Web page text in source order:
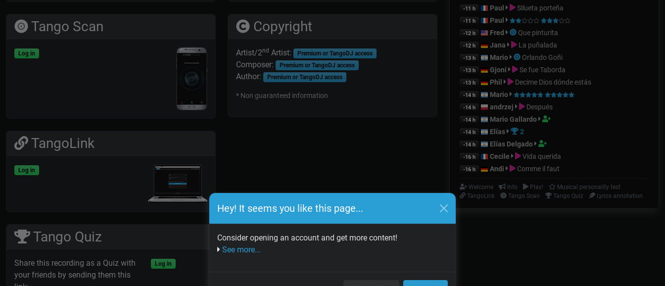
Hey! It seems you like this page...
Consider opening an account and get more content!
See more...
Tango Scan
Log in
TangoLink
Log in
Tango Quiz
Share this recording as a Quiz with
your friends by sending them this
Log in
Copyright
Artist/2nd Artist: Premium or TangoDJ access
Composer: Premium or TangoDJ access
Author: Premium or TangoDJ access
* Non guaranteed information
-11 h Paul Silueta porteña
-11 h Paul
-12 h Fred Que pinturita
-12 h Jana La puñalada
-13 h Mario Orlando Goñi
-13 h Gjoni Se fue Taborda
-13 h Phil Decime Dios dónde estás
-14 h Mario
-14 h andrzej Después
-14 h Mario Gallardo
-14 h Elías 2
-14 h Elías Delgado
-16 h Cecile Vida querida
-16 h Andi Comme il faut
Welcome Info Play!
Musical personality test
TangoLink
Tango Scan Tango Quiz Lyrics annotation